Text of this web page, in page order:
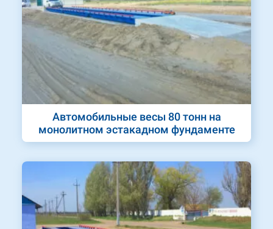
Автомобильные весы 80 тонн на
монолитном эстакадном фундаменте